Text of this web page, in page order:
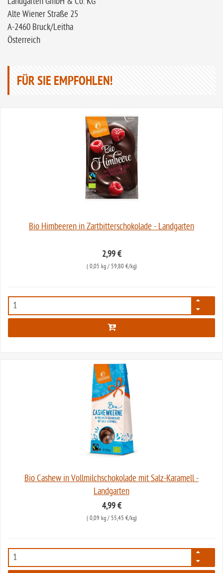
Alte Wiener Straße 25
A-2460 Bruck/Leitha
Österreich
FÜR SIE EMPFOHLEN!
Bio Himbeeren in Zartbitterschokolade - Landgarten
2,99 €
( 0,05 kg/ 59,80 €/kg)
2236
Bio Cashew in Vollmilchschokolade mit Salz-Karamell -
Landgarten
4,99 €
( 0,09 kg/ 55,45 €/kg)
7911